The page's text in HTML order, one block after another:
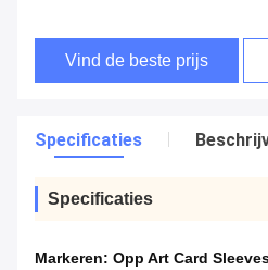
Vind de beste prijs
Specificaties
Specificaties
Markeren: Opp Art Card